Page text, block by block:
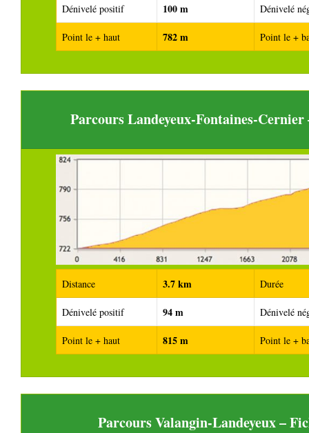
Dénivelé positif 100 m Dénivelé
Point le + haut 782 m Point le +
Parcours Landeyeux-Fontaines-
Distance 3.7 km Durée
Dénivelé positif 94 m Dénivelé
Point le + haut 815 m Point le +
Parcours Valangin-Landeyeux –